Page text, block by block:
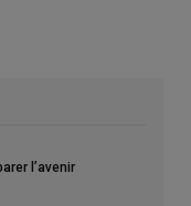
l’avenir